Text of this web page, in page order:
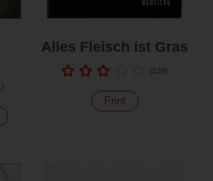
)
Alles Fleisch ist Gras
(126)
Print